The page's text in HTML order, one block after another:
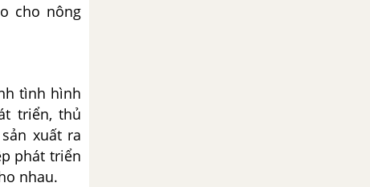
cho nông
tình hình
triển, thủ
xuất ra
phát triển
nhau.